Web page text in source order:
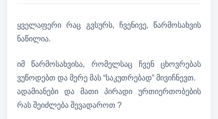
ყველაფერი რაც გვსურს, ჩვენივე, წარმოსახვის
ნაწილია.
იმ წარმოსახვისა, რომელსაც ჩვენ ცხოვრებას
ვუწოდებთ და მერე მას “საკუთრებად” მივიჩნევთ.
ადამიანები და მათი პირადი ურთიერთობების
რას შეიძლება შევადაროთ ?